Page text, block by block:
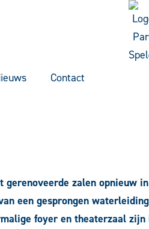
Contact
zalen opnieuw
een gesprongen
foyer en theaterzaal